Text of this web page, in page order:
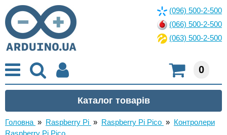
(096) 500-2-500
(066) 500-2-500
(063) 500-2-500
0
Головна » Raspberry Pi » Raspberry Pi Pico » Контролери
Raspberry Pi Pico